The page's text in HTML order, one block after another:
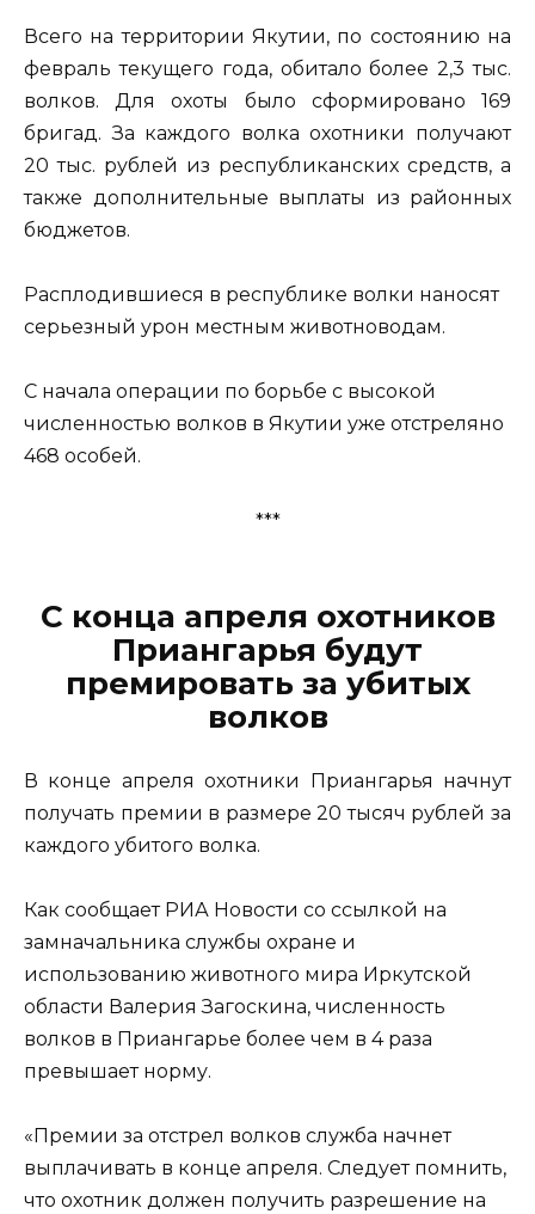
Всего на территории Якутии, по состоянию на
февраль текущего года, обитало более 2,3 тыс.
волков. Для охоты было сформировано 169
бригад. За каждого волка охотники получают
20 тыс. рублей из республиканских средств, а
также дополнительные выплаты из районных
бюджетов.
Расплодившиеся в республике волки наносят
серьезный урон местным животноводам.
С начала операции по борьбе с высокой
численностью волков в Якутии уже отстреляно
468 особей.
***
С конца апреля охотников
Приангарья будут
премировать за убитых
волков
В конце апреля охотники Приангарья начнут
получать премии в размере 20 тысяч рублей за
каждого убитого волка.
Как сообщает РИА Новости со ссылкой на
замначальника службы охране и
использованию животного мира Иркутской
области Валерия Загоскина, численность
волков в Приангарье более чем в 4 раза
превышает норму.
«Премии за отстрел волков служба начнет
выплачивать в конце апреля. Следует помнить,
что охотник должен получить разрешение на